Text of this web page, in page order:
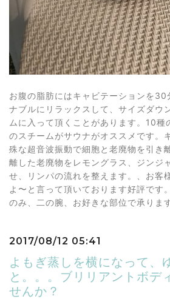
お腹の脂肪にはキャビテーションを30
ナブルにリラックスして、サイズダウ
ムに入って頂くことがあります。10種
のスチームがサウナがオススメです。
殊な超音波振動で細胞と老廃物を引き
離した老廃物をレモングラス、ジンジ
せ、リンパの流れを整えます。、お客
よ〜と言って頂いております好評です
のみ、二の腕、お好きな部位で承ります
2017/08/12 05:41
よもぎ蒸しを横になって、
と。。。ブリリアントボデ
せんか？